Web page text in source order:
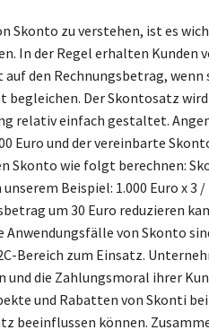
Skonto zu verstehen, ist es
In der Regel erhalten Kunden
den Rechnungsbetrag, wenn
Der Skontosatz
relativ einfach gestaltet.
Euro und der vereinbarte
Skonto wie folgt berechnen:
Beispiel: 1.000 Euro x 3 /
um 30 Euro reduzieren
von Skonto
Bereich zum Einsatz.
und die Zahlungsmoral ihrer
und Rabatten von Skonti
beeinflussen können.